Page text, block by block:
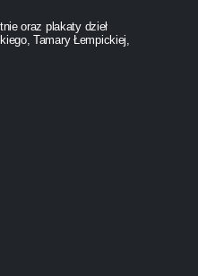
oraz plakaty dzieł
Tamary Łempickiej,